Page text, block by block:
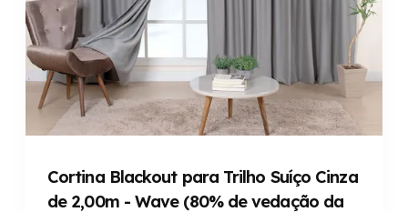
Cortina Blackout para Trilho Suíço Cinza
de 2,00m - Wave (80% de vedação da